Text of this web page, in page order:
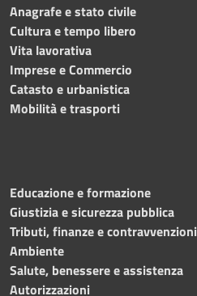
Anagrafe e stato civile
Cultura e tempo libero
Vita lavorativa
Imprese e Commercio
Catasto e urbanistica
Mobilità e trasporti
Educazione e formazione
Giustizia e sicurezza pubblica
Tributi, finanze e contravvenzioni
Ambiente
Salute, benessere e assistenza
Autorizzazioni